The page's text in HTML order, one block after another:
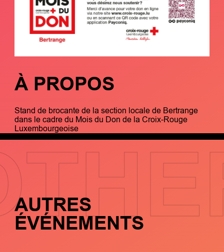
À PROPOS
Stand de brocante de la section locale de Bertrange
dans le cadre du Mois du Don de la Croix-Rouge
Luxembourgeoise
AUTRES
ÉVÉNEMENTS